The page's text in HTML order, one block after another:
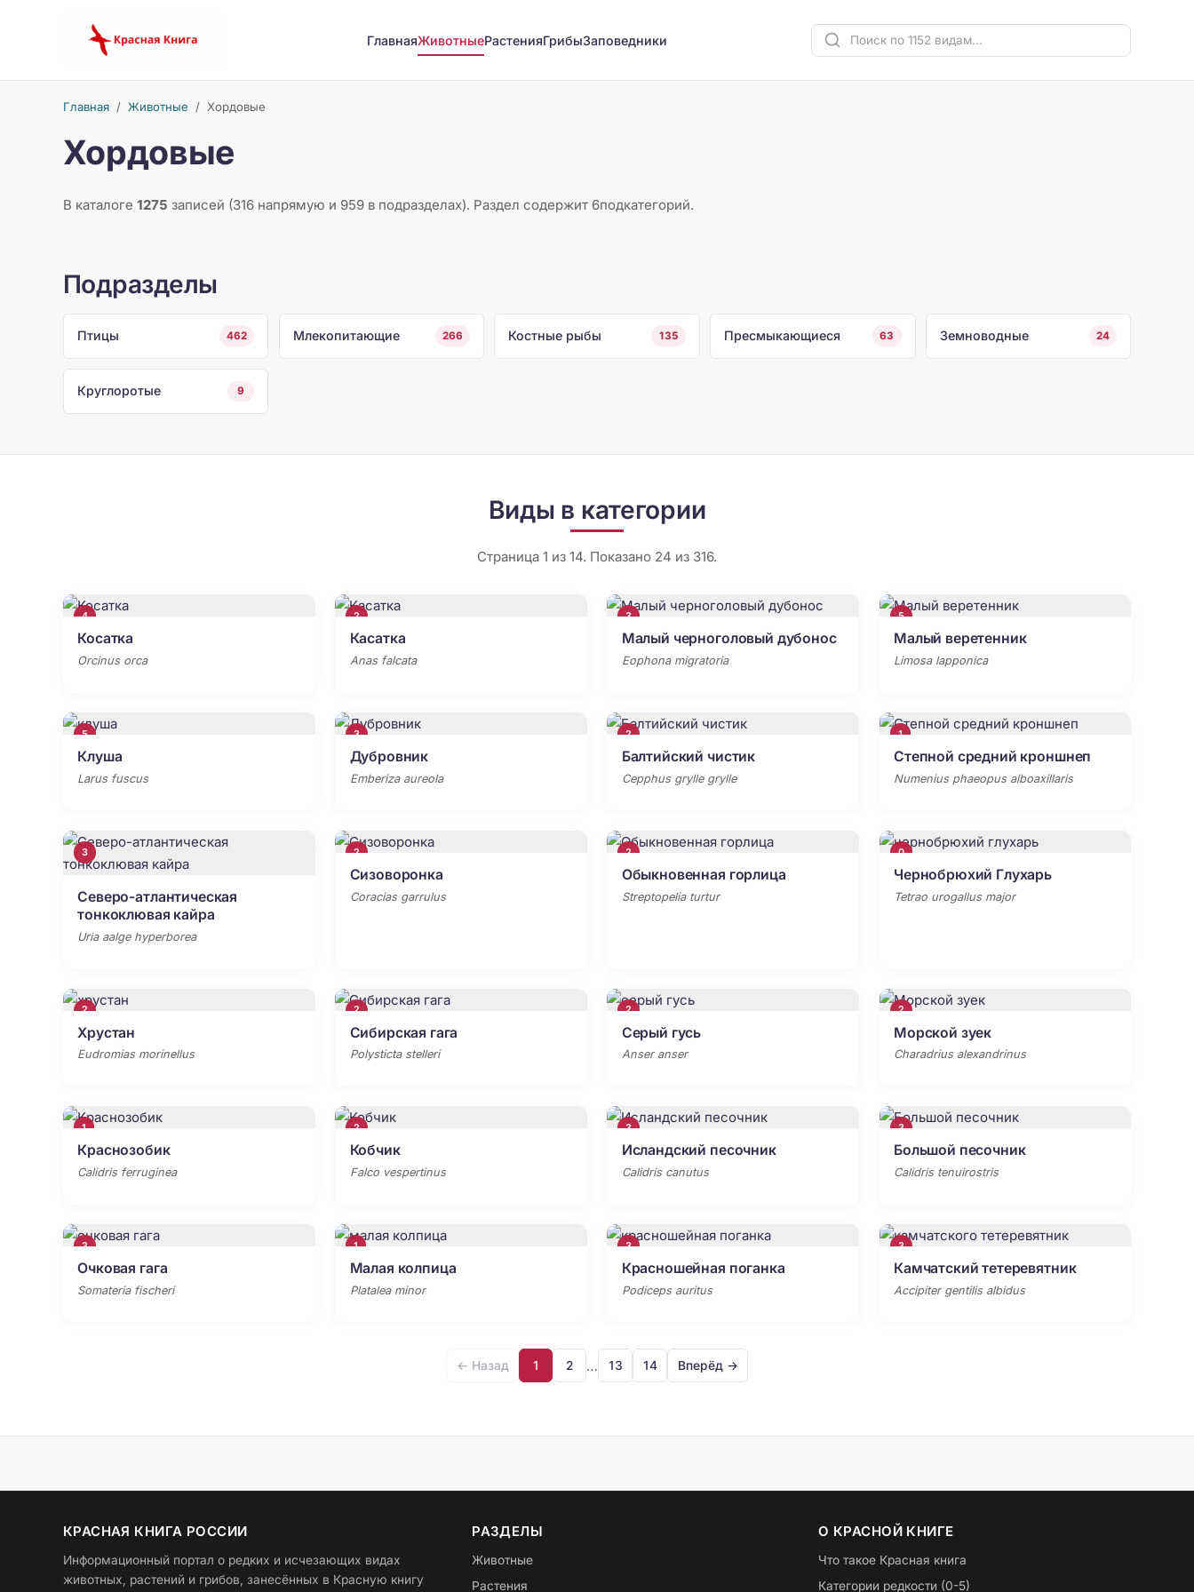
ГлавнаяЖивотныеРастенияГрибыЗаповедники
Главная/ Животные / Хордовые
Хордовые
В каталоге 1275 записей (316 напрямую и 959 в подразделах). Раздел содержит 6подкатегорий.
Подразделы
Птицы 462 Млекопитающие 266 Костные рыбы 135 Пресмыкающиеся 63 Земноводные 24
Круглоротые 9
Виды в категории
Страница 1 из 14. Показано 24 из 316.
4
Косатка
Orcinus orca
2
Касатка
Anas falcata
3
Малый черноголовый дубонос
Eophona migratoria
5
Малый веретенник
Limosa lapponica
5
Клуша
Larus fuscus
3
Дубровник
Emberiza aureola
2
Балтийский чистик
Cepphus grylle grylle
1
Степной средний кроншнеп
Numenius phaeopus alboaxillaris
3
Северо-атлантическая
тонкоклювая кайра
Uria aalge hyperborea
2
Сизоворонка
Coracias garrulus
2
Обыкновенная горлица
Streptopelia turtur
0
Чернобрюхий Глухарь
Tetrao urogallus major
2
Хрустан
Eudromias morinellus
2
Сибирская гага
Polysticta stelleri
2
Серый гусь
Anser anser
2
Морской зуек
Charadrius alexandrinus
1
Краснозобик
Calidris ferruginea
2
Кобчик
Falco vespertinus
3
Исландский песочник
Calidris canutus
3
Большой песочник
Calidris tenuirostris
3
Очковая гага
Somateria fischeri
1
Малая колпица
Platalea minor
3
Красношейная поганка
Podiceps auritus
3
Камчатский тетеревятник
Accipiter gentilis albidus
← Назад 1 2 … 13 14 Вперёд →
КРАСНАЯ КНИГА РОССИИ
Информационный портал о редких и исчезающих видах
животных, растений и грибов, занесённых в Красную книгу
РАЗДЕЛЫ
Животные
Растения
О КРАСНОЙ КНИГЕ
Что такое Красная книга
Категории редкости (0-5)